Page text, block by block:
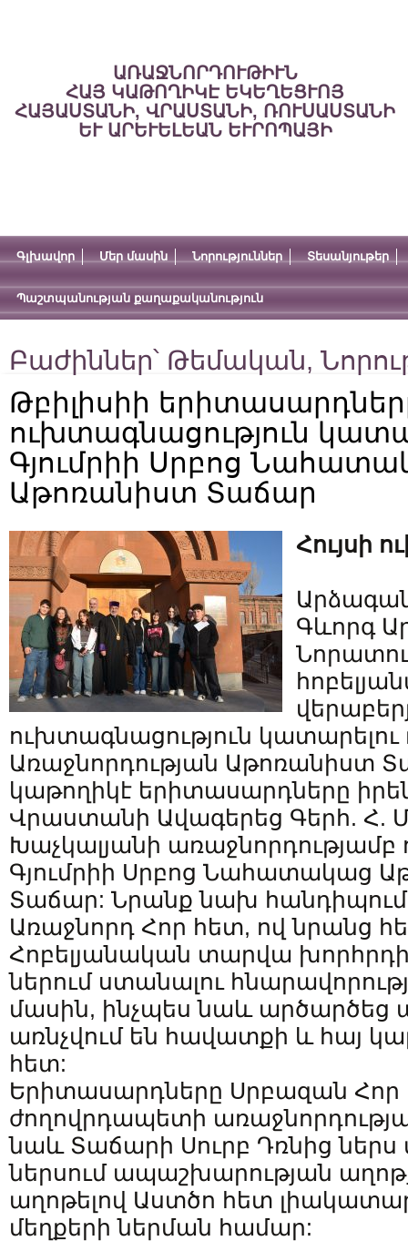
ԱՌԱՋՆՈՐԴՈՒԹԻՒՆ
ՀԱՅ ԿԱԹՈՂԻԿԷ ԵԿԵՂԵՑՒՈՅ
ՀԱՅԱՍՏԱՆԻ, ՎՐԱՍՏԱՆԻ, ՌՈՒՍԱՍՏԱՆԻ
ԵՒ ԱՐԵՒԵԼԵԱՆ ԵՒՐՈՊԱՅԻ
Գլխավոր Մեր մասին Նորություններ Տեսանյութեր
Պաշտպանության քաղաքականություն
Բաժիններ՝ Թեմական,
Թբիլիսիի
ուխտագնացություն
Գյումրիի Սրբոց
Աթոռանիստ Տաճար
Հույսի
Գևորգ
ուխտագնացություն
Առաջնորդության Աթոռանիստ
կաթողիկէ երիտասարդները
Վրաստանի Ավագերեց Գերհ. Հ.
Խաչկալյանի առաջնորդությամբ
Գյումրիի Սրբոց Նահատակաց
Տաճար: Նրանք նախ հանդիպում
Առաջնորդ Հոր հետ, ով նրանց
Հոբելյանական տարվա
ներում ստանալու
մասին, ինչպես նաև արծարծեց
առնչվում են հավատքի և հայ
հետ:
Երիտասարդները Սրբազան Հոր
ժողովրդապետի
նաև Տաճարի Սուրբ Դռնից ներս
ներսում ապաշխարության
աղոթելով Աստծո հետ
մեղքերի ներման համար: